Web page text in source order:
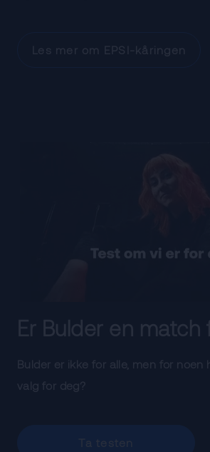
Les mer om EPSI-kåringen
Er Bulder en match
Bulder er ikke for alle, men for noen
valg for deg?